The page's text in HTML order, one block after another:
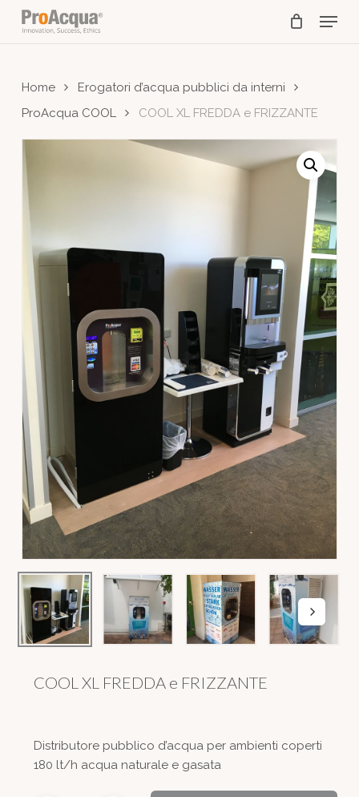
Skip
Menu
Home
Erogatori d’acqua pubblici da interni
ProAcqua COOL
COOL XL FREDDA e FRIZZANTE
COOL XL FREDDA e FRIZZANTE
Distributore pubblico d’acqua per ambienti coperti
180 lt/h acqua naturale e gasata